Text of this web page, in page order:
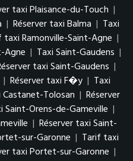
taxi Plaisance-du-Touch |
| Réserver taxi Balma | Taxi
taxi Ramonville-Saint-Agne |
Agne | Taxi Saint-Gaudens |
taxi Saint-Gaudens |
| Réserver taxi F�y | Taxi
Tolosan | Réserver
Saint-Orens-de-Gameville |
| Réserver taxi Saint-
sur-Garonne | Tarif taxi
taxi Portet-sur-Garonne |